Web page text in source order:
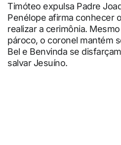
Timóteo expulsa Padre
Penélope afirma conhecer
realizar a cerimônia.
pároco, o coronel mantém
Bel e Benvinda se
salvar Jesuíno.